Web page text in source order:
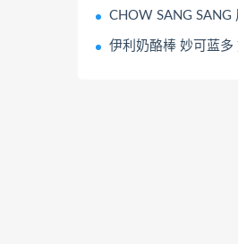
CHOW SANG SANG
伊利奶酪棒 妙可蓝